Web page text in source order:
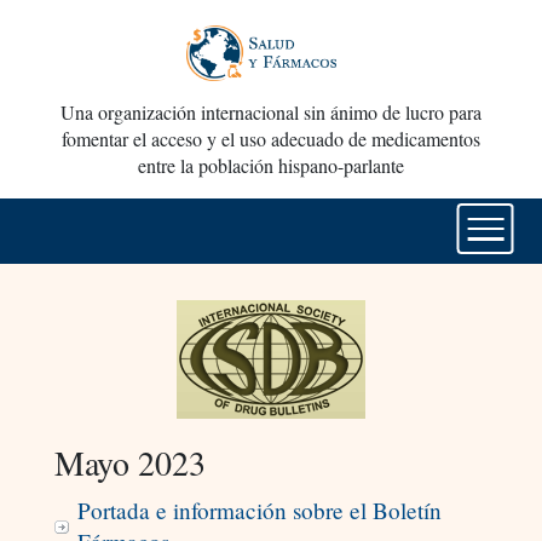
Una organización internacional sin ánimo de lucro para
fomentar el acceso y el uso adecuado de medicamentos
entre la población hispano-parlante
Mayo 2023
Portada e información sobre el Boletín